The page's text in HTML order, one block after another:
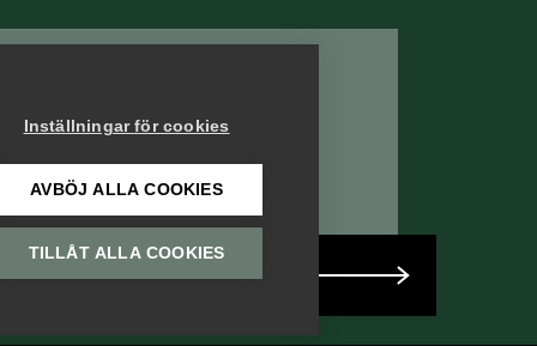
Säkerhetsföretagen
Bli medlem
Inställningar för cookies
AVBÖJ ALLA COOKIES
TILLÅT ALLA COOKIES